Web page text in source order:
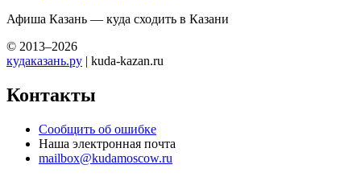
Афиша Казань — куда сходить в Казани
© 2013–2026
кудаказань.ру | kuda-kazan.ru
Контакты
Сообщить об ошибке
Наша электронная почта
mailbox@kudamoscow.ru